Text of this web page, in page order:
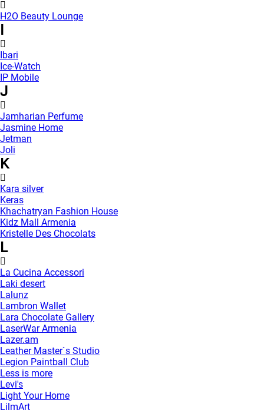
H2O Beauty Lounge
Ibari
Ice-Watch
IP Mobile
J
Jamharian Perfume
Jasmine Home
Jetman
Joli
K
Kara silver
Keras
Khachatryan Fashion House
Kidz Mall Armenia
Kristelle Des Chocolats
L
La Cucina Accessori
Laki desert
Lalunz
Lambron Wallet
Lara Chocolate Gallery
LaserWar Armenia
Lazer.am
Leather Master`s Studio
Legion Paintball Club
Less is more
Levi's
Light Your Home
LilmArt